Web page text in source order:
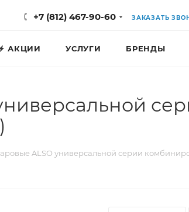
+7 (812) 467-90-60 ЗАКАЗАТЬ
АКЦИИ УСЛУГИ БРЕНДЫ
ALSO универсальной серии